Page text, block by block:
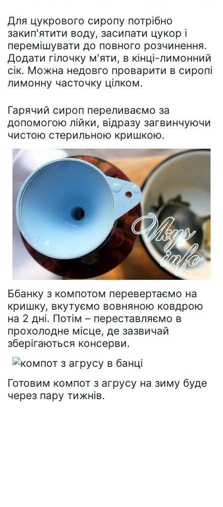
Для цукрового сиропу потрібно
закип'ятити воду, засипати цукор і
перемішувати до повного розчинення.
Додати гілочку м'яти, в кінці-лимонний
сік. Можна недовго проварити в сиропі
лимонну часточку цілком.
Гарячий сироп переливаємо за
допомогою лійки, відразу загвинчуючи
чистою стерильною кришкою.
Ббанку з компотом перевертаємо на
кришку, вкутуємо вовняною ковдрою
на 2 дні. Потім – переставляємо в
прохолодне місце, де зазвичай
зберігаються консерви.
Готовим компот з агрусу на зиму буде
через пару тижнів.